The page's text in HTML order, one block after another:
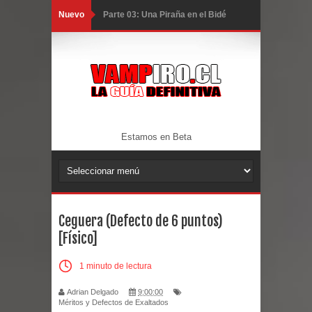
Nuevo
Parte 03: Una Piraña en el Bidé
Parte 02: Los Muertos Gobiernan a
Parte 01: Escondido a Plena Luz
Parte 05: Los Horrores del Infierno
Parte 02: Vuelve el Hijo Prodigo
Parte 01: El Comienzo
Estamos en Beta
Ceguera (Defecto de 6 puntos)
[Físico]
1 minuto de lectura
Adrian Delgado
9:00:00
Méritos y Defectos de Exaltados